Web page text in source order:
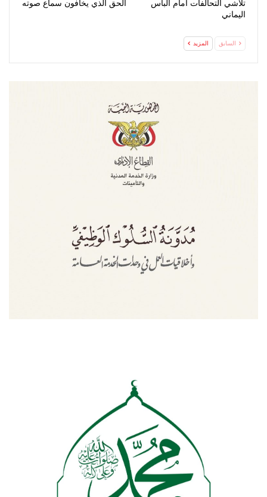
تلاشي التحالفات أمام البأس
اليماني
الحق الذي يخافون سماع صوته
السابق المزيد